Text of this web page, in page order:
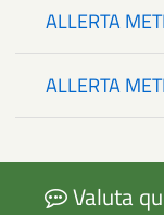
ALLERTA
ALLERTA
Valuta